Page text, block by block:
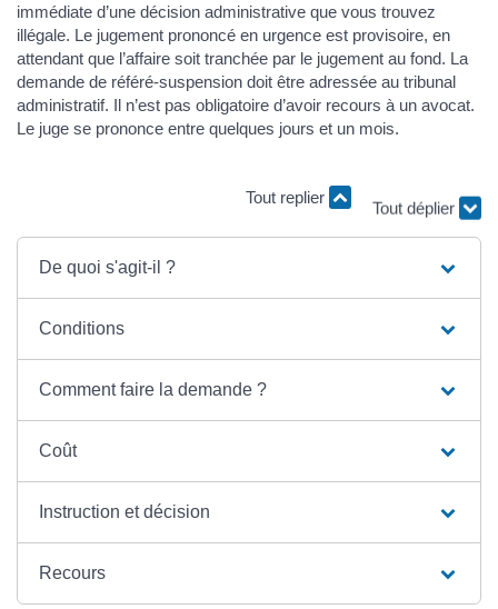
immédiate d’une décision administrative que vous trouvez
illégale. Le jugement prononcé en urgence est provisoire, en
attendant que l’affaire soit tranchée par le jugement au fond. La
demande de référé-suspension doit être adressée au tribunal
administratif. Il n’est pas obligatoire d’avoir recours à un avocat.
Le juge se prononce entre quelques jours et un mois.
Tout replier Tout déplier
De quoi s'agit-il ?
Conditions
Comment faire la demande ?
Coût
Instruction et décision
Recours